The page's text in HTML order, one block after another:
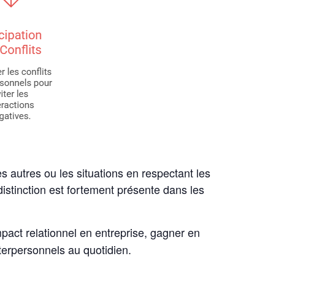
autres ou les situations en respectant les
est fortement présente dans les
relationnel en entreprise, gagner en
au quotidien.